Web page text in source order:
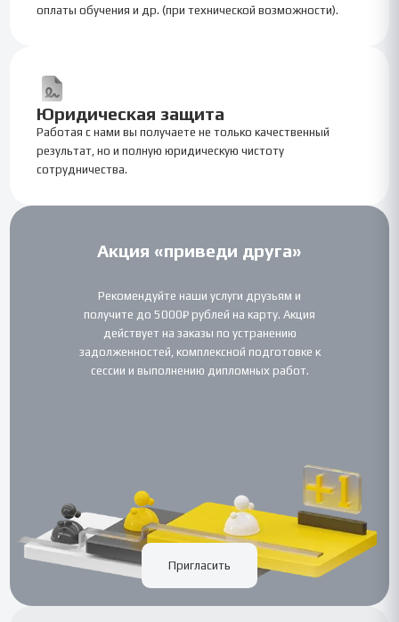
оплаты обучения и др. (при технической возможности).
Юридическая защита
Работая с нами вы получаете не только качественный
результат, но и полную юридическую чистоту
сотрудничества.
Акция «приведи друга»
Рекомендуйте наши услуги друзьям и
получите до 5000₽ рублей на карту. Акция
действует на заказы по устранению
задолженностей, комплексной подготовке к
сессии и выполнению дипломных работ.
Пригласить